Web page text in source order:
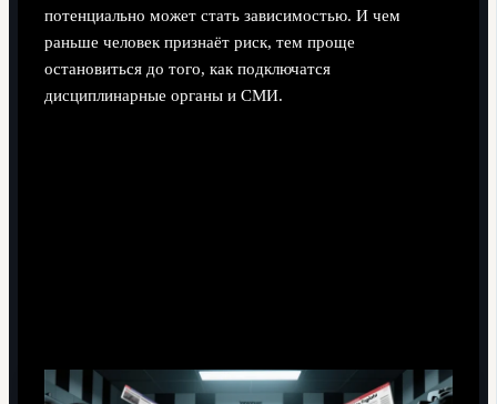
потенциально может стать зависимостью. И чем
раньше человек признаёт риск, тем проще
остановиться до того, как подключатся
дисциплинарные органы и СМИ.